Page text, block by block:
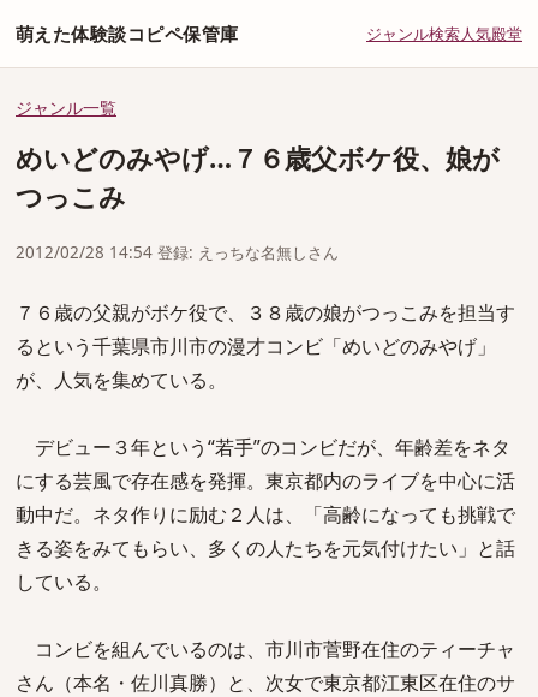
萌えた体験談コピペ保管庫 ジャンル検索人気殿堂
ジャンル一覧
めいどのみやげ…７６歳父ボケ役、娘が
つっこみ
2012/02/28 14:54 登録: えっちな名無しさん
７６歳の父親がボケ役で、３８歳の娘がつっこみを担当す
るという千葉県市川市の漫才コンビ「めいどのみやげ」
が、人気を集めている。
デビュー３年という“若手”のコンビだが、年齢差をネタ
にする芸風で存在感を発揮。東京都内のライブを中心に活
動中だ。ネタ作りに励む２人は、「高齢になっても挑戦で
きる姿をみてもらい、多くの人たちを元気付けたい」と話
している。
コンビを組んでいるのは、市川市菅野在住のティーチャ
さん（本名・佐川真勝）と、次女で東京都江東区在住のサ